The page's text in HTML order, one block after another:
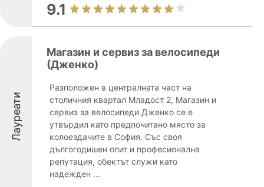
9.1
Лауреати
Магазин и сервиз за велосипеди
(Дженко)
Разположен в централната част на
столичния квартал Младост 2, Магазин и
сервиз за велосипеди Дженко се е
утвърдил като предпочитано място за
колоездачите в София. Със своя
дългогодишен опит и професионална
репутация, обектът служи като
надежден ...